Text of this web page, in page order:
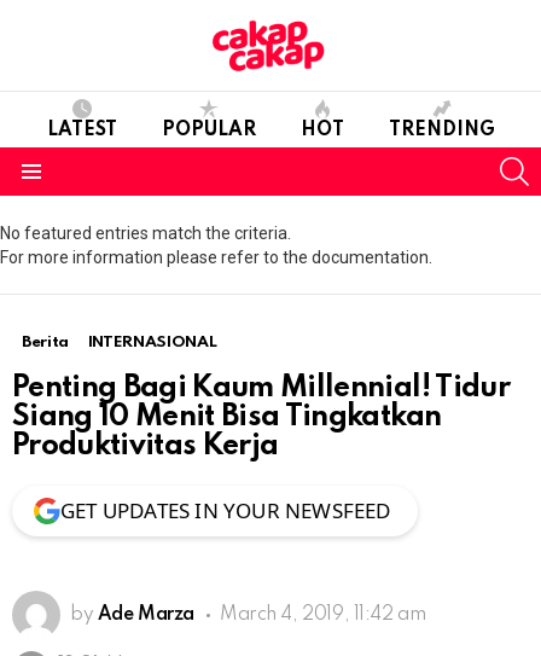
LATEST POPULAR HOT TRENDING
No featured entries match the criteria.
For more information please refer to the documentation.
Berita INTERNASIONAL
Penting Bagi Kaum Millennial! Tidur
Siang 10 Menit Bisa Tingkatkan
Produktivitas Kerja
GET UPDATES IN YOUR NEWSFEED
by Ade Marza March 4, 2019, 11:42 am